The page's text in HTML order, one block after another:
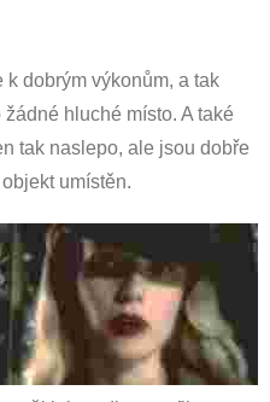
k dobrým výkonům, a tak
hluché místo. A také
tak naslepo, ale jsou dobře
umístěn.